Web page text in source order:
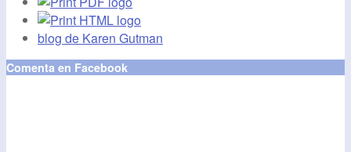
blog de Karen Gutman
Comenta en Facebook